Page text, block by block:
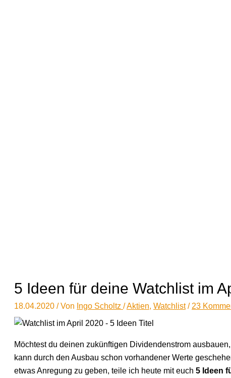
5 Ideen für deine Watchlist im
18.04.2020 / Von Ingo Scholtz /Aktien, Watchlist/23
Möchtest du deinen zukünftigen Dividendenstrom
kann durch den Ausbau schon vorhandener Werte
etwas Anregung zu geben, teile ich heute mit euch 5 Ideen